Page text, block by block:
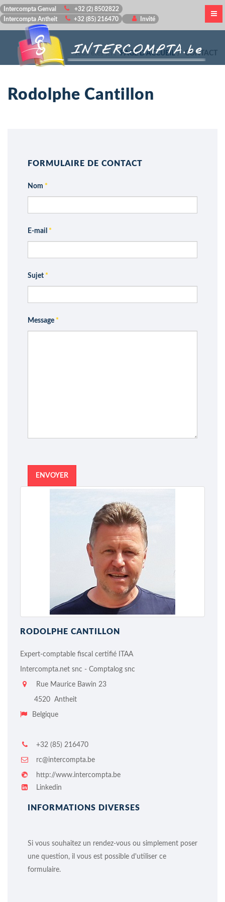
Intercompta Genval
+32 (2) 8502822
Intercompta Antheit
+32 (85) 216470 Invité
Vous êtes ici :PAGE D'ACCUEIL CONTACT
Rodolphe Cantillon
FORMULAIRE DE CONTACT
Nom *
E-mail *
Sujet *
Message *
ENVOYER
RODOLPHE CANTILLON
Expert-comptable fiscal certifié ITAA
Intercompta.net snc - Comptalog snc
Rue Maurice Bawin 23
4520 Antheit
Belgique
+32 (85) 216470
rc@intercompta.be
http://www.intercompta.be
Linkedin
INFORMATIONS DIVERSES
Si vous souhaitez un rendez-vous ou simplement poser
une question, il vous est possible d'utiliser ce
formulaire.